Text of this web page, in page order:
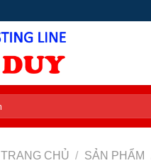
TRANG CHỦ / SẢN PHẨM